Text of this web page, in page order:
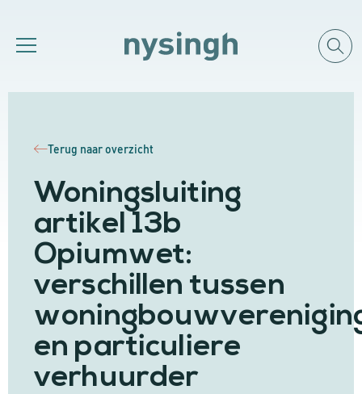
Terug naar overzicht
Woningsluiting
artikel 13b
Opiumwet:
verschillen tussen
en particuliere
verhuurder